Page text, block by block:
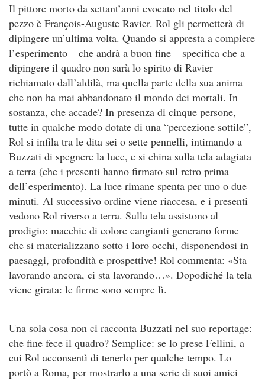
Il pittore morto da settant’anni evocato nel titolo del
pezzo è François-Auguste Ravier. Rol gli permetterà di
dipingere un’ultima volta. Quando si appresta a compiere
l’esperimento – che andrà a buon fine – specifica che a
dipingere il quadro non sarà lo spirito di Ravier
richiamato dall’aldilà, ma quella parte della sua anima
che non ha mai abbandonato il mondo dei mortali. In
sostanza, che accade? In presenza di cinque persone,
tutte in qualche modo dotate di una “percezione sottile”,
Rol si infila tra le dita sei o sette pennelli, intimando a
Buzzati di spegnere la luce, e si china sulla tela adagiata
a terra (che i presenti hanno firmato sul retro prima
dell’esperimento). La luce rimane spenta per uno o due
minuti. Al successivo ordine viene riaccesa, e i presenti
vedono Rol riverso a terra. Sulla tela assistono al
prodigio: macchie di colore cangianti generano forme
che si materializzano sotto i loro occhi, disponendosi in
paesaggi, profondità e prospettive! Rol commenta: «Sta
lavorando ancora, ci sta lavorando…». Dopodiché la tela
viene girata: le firme sono sempre lì.
Una sola cosa non ci racconta Buzzati nel suo reportage:
che fine fece il quadro? Semplice: se lo prese Fellini, a
cui Rol acconsentì di tenerlo per qualche tempo. Lo
portò a Roma, per mostrarlo a una serie di suoi amici